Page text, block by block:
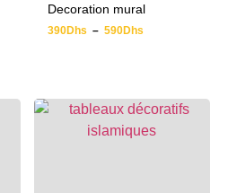
Decoration mural
390Dhs – 590Dhs